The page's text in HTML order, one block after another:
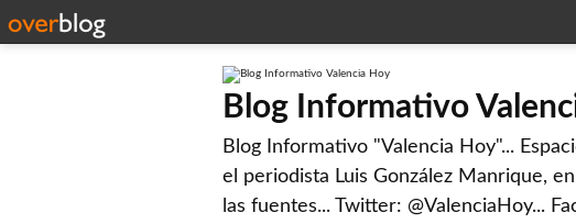
Blog Informativo
Blog Informativo "Valencia Hoy"...
el periodista Luis González Manrique,
las fuentes... Twitter: @ValenciaHoy...